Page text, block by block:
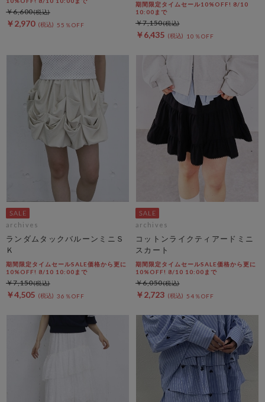
￥2,970 55％OFF
￥6,600
期間限定タイムセール10%OFF! 8/10
10:00まで
￥6,435 10％OFF
￥7,150
archives
ランダムタックバルーンミニＳ
Ｋ
期間限定タイムセールSALE価格から更に
10%OFF! 8/10 10:00まで
￥4,505 36％OFF
￥7,150
archives
コットンライクティアードミニ
スカート
期間限定タイムセールSALE価格から更に
10%OFF! 8/10 10:00まで
￥2,723 54％OFF
￥6,050